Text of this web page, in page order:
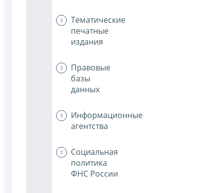
Тематические
печатные
издания
Правовые
базы
данных
Информационные
агентства
Социальная
политика
ФНС России